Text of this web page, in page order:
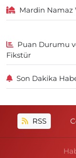
Mardin Namaz
Puan Durumu
Fikstür
Son Dakika
RSS